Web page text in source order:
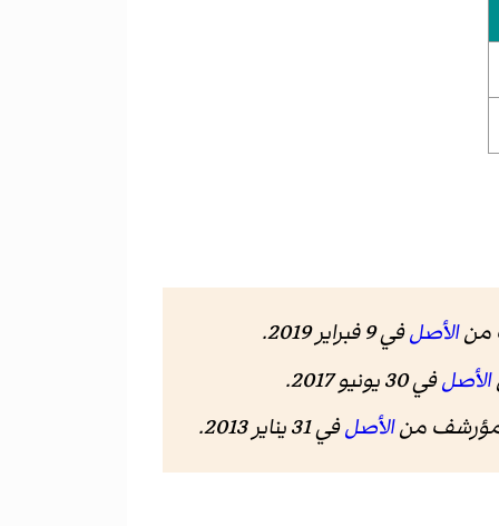
الأصلفي 9 فبراير 2019
.
الأصلفي 30 يونيو 2017
.
الأصلفي 31 يناير 2013 .